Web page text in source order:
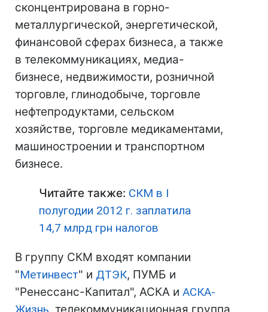
сконцентрирована в горно-
металлургической, энергетической,
финансовой сферах бизнеса, а также
в телекоммуникациях, медиа-
бизнесе, недвижимости, розничной
торговле, глинодобыче, торговле
нефтепродуктами, сельском
хозяйстве, торговле медикаментами,
машиностроении и транспортном
бизнесе.
Читайте также: СКМ в I
полугодии 2012 г. заплатила
14,7 млрд грн налогов
В группу СКМ входят компании
"Метинвест" и ДТЭК, ПУМБ и
"Ренессанс-Капитал", АСКА и АСКА-